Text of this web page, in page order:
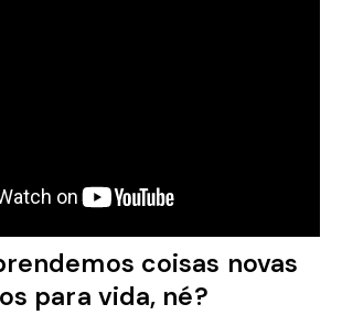
coisas novas
para vida, né?